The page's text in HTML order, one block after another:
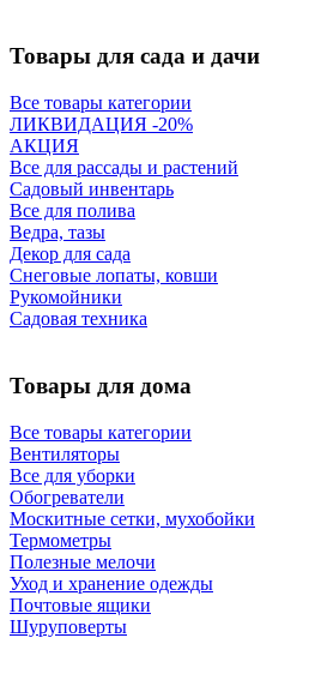
Товары для сада и дачи
Все товары категории
ЛИКВИДАЦИЯ -20%
АКЦИЯ
Все для рассады и растений
Садовый инвентарь
Все для полива
Ведра, тазы
Декор для сада
Снеговые лопаты, ковши
Рукомойники
Садовая техника
Товары для дома
Все товары категории
Вентиляторы
Все для уборки
Обогреватели
Москитные сетки, мухобойки
Термометры
Полезные мелочи
Уход и хранение одежды
Почтовые ящики
Шуруповерты